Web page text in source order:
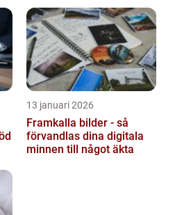
13 januari 2026
Framkalla bilder - så
förvandlas dina digitala
minnen till något äkta